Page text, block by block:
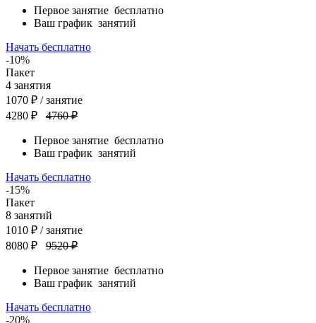
Первое занятие бесплатно
Ваш график занятий
Начать бесплатно
-10%
Пакет
4 занятия
1070 ₽ / занятие
4280 ₽
4760 ₽
Первое занятие бесплатно
Ваш график занятий
Начать бесплатно
-15%
Пакет
8 занятий
1010 ₽ / занятие
8080 ₽
9520 ₽
Первое занятие бесплатно
Ваш график занятий
Начать бесплатно
-20%